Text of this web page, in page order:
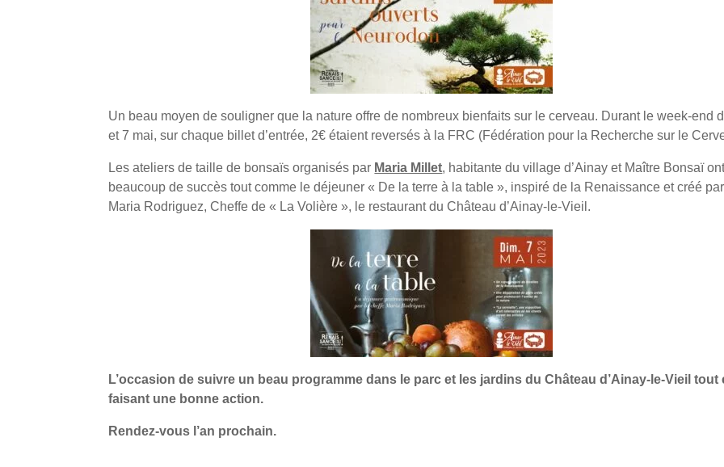
Un beau moyen de souligner que la nature offre de nombreux bienfaits sur le cerveau. Durant le week-end
et 7 mai, sur chaque billet d’entrée, 2€ étaient reversés à la FRC (Fédération pour la Recherche sur le
Les ateliers de taille de bonsaïs organisés par Maria Millet, habitante du village d’Ainay et Maître Bonsaï
beaucoup de succès tout comme le déjeuner « De la terre à la table », inspiré de la Renaissance et créé par
Maria Rodriguez, Cheffe de « La Volière », le restaurant du Château d’Ainay-le-Vieil.
L’occasion de suivre un beau programme dans le parc et les jardins du Château d’Ainay-le-Vieil tout
faisant une bonne action.
Rendez-vous l’an prochain.